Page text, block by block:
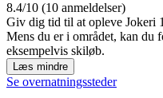
8.4/10 (10 anmeldelser)
Giv dig tid til at opleve Jokeri
Mens du er i området, kan du
eksempelvis skiløb.
Læs mindre
Se overnatningssteder